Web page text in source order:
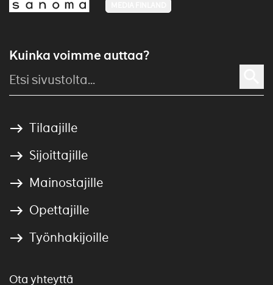
Kuinka voimme auttaa?
Tilaajille
Sijoittajille
Mainostajille
Opettajille
Työnhakijoille
Ota yhteyttä